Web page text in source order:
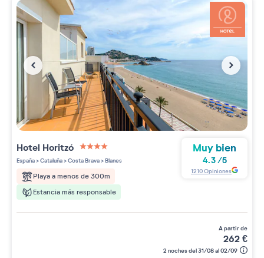
Hotel Horitzó
4 étoiles sur 5
España>Cataluña>Costa Brava>Blanes
Playa a menos de 300m
Estancia más responsable
Muy bien
4.3/5
1210Opiniones
a partir de
262€
2 noches del 31/08 al 02/09